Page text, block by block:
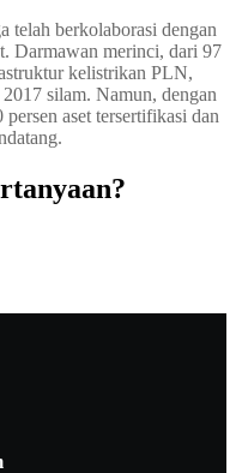
telah berkolaborasi dengan
Darmawan merinci, dari 97
kelistrikan PLN,
silam. Namun, dengan
aset tersertifikasi dan